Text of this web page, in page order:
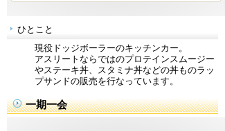
ひとこと
現役ドッジボーラーのキッチンカー。
アスリートならではのプロテインスムージー
やステーキ丼、スタミナ丼などの丼ものラッ
プサンドの販売を行なっています。
一期一会